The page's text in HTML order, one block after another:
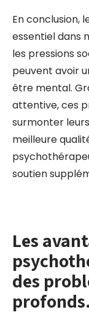
En conclusion,
essentiel dans
les pressions
peuvent avoir
être mental.
attentive, ces
surmonter
meilleure
soutien
Les
des
profonds.